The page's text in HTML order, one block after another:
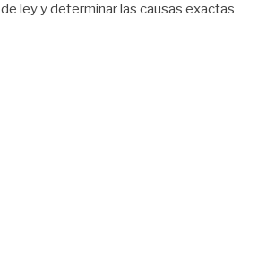
ley y determinar las causas exactas